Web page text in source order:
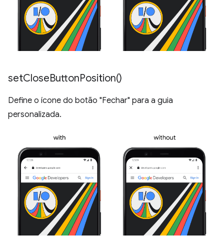
setCloseButtonPosition()
Define o ícone do botão "Fechar" para a guia
personalizada.